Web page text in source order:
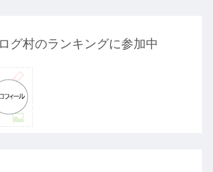
グ村のランキングに参加中